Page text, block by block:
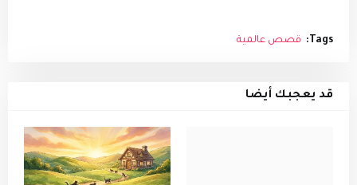
Tags: قصص عالمية
قد يعجبك أيضا